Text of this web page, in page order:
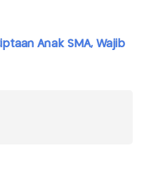
Anak SMA, Wajib